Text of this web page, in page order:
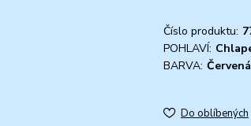
Číslo produktu:
POHLAVÍ:
BARVA: Červená
Do oblíbených